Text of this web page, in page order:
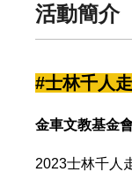
活動簡介
#士林千人
金車文教基金
2023士林千人